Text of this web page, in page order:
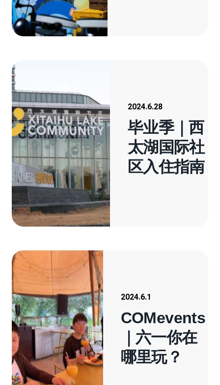
2024.6.28
毕业季｜西
太湖国际社
区入住指南
2024.6.1
COMevents
｜六一你在
哪里玩？